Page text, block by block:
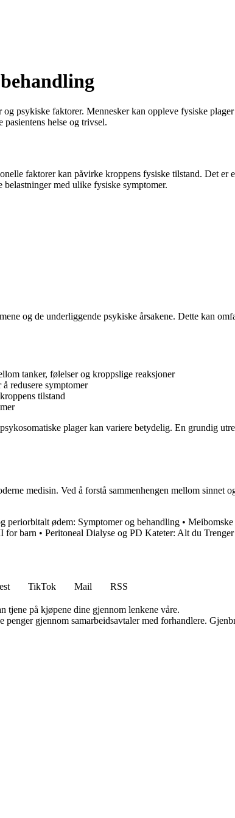
psykiske faktorer. Mennesker kan oppleve fysiske
pasientens helse og trivsel.
faktorer kan påvirke kroppens fysiske tilstand. Det er
belastninger med ulike fysiske symptomer.
og de underliggende psykiske årsakene. Dette kan
tanker, følelser og kroppslige reaksjoner
redusere symptomer
tilstand
plager kan variere betydelig. En grundig
medisin. Ved å forstå sammenhengen mellom
periorbitalt ødem: Symptomer og behandling •
for barn • Peritoneal Dialyse og PD Kateter: Alt du
TikTok Mail
RSS
tjene på kjøpene dine gjennom lenkene våre.
gjennom samarbeidsavtaler med forhandlere.